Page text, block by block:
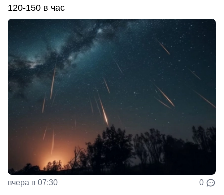
120-150 в час
вчера в 07:30 0